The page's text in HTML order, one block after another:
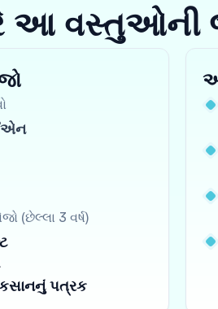
આ
(છેલ્લા 3 વર્ષ)
પત્રક